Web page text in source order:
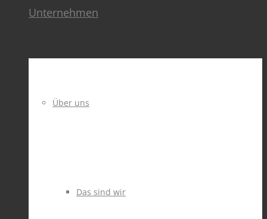
Unternehmen
Über uns
Das sind wir